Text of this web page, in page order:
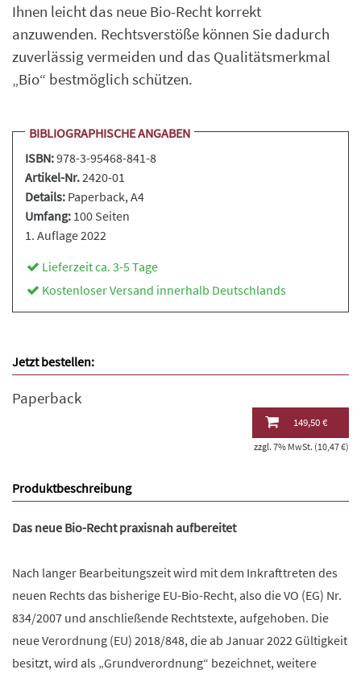
Ihnen leicht das neue Bio-Recht korrekt
anzuwenden. Rechtsverstöße können Sie dadurch
zuverlässig vermeiden und das Qualitätsmerkmal
„Bio“ bestmöglich schützen.
BIBLIOGRAPHISCHE ANGABEN
ISBN:978-3-95468-841-8
Artikel-Nr.2420-01
Details: Paperback, A4
Umfang: 100 Seiten
1. Auflage 2022
Lieferzeit ca. 3-5 Tage
Kostenloser Versand innerhalb Deutschlands
Jetzt bestellen:
Paperback
149,50 €
zzgl. 7% MwSt. (10,47 €)
Produktbeschreibung
Das neue Bio-Recht praxisnah aufbereitet
Nach langer Bearbeitungszeit wird mit dem Inkrafttreten des
neuen Rechts das bisherige EU-Bio-Recht, also die VO (EG) Nr.
834/2007 und anschließende Rechtstexte, aufgehoben. Die
neue Verordnung (EU) 2018/848, die ab Januar 2022 Gültigkeit
besitzt, wird als „Grundverordnung“ bezeichnet, weitere